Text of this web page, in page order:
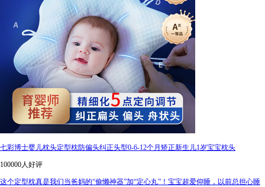
七彩博士婴儿枕头定型枕防偏头纠正头型0-6-12个月矫正新生儿1岁宝宝枕头
100000人好评
这个定型枕真是我们当爸妈的“偷懒神器”加“定心丸”！宝宝超爱仰睡，以前总担心睡